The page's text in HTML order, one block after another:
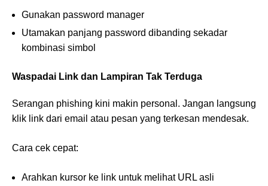
Gunakan password manager
Utamakan panjang password dibanding sekadar
kombinasi simbol
Waspadai Link dan Lampiran Tak Terduga
Serangan phishing kini makin personal. Jangan langsung
klik link dari email atau pesan yang terkesan mendesak.
Cara cek cepat:
Arahkan kursor ke link untuk melihat URL asli